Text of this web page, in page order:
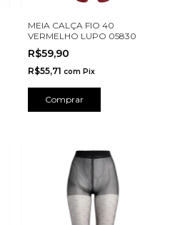
MEIA CALÇA FIO 40
VERMELHO LUPO 05830
R$59,90
R$55,71 com Pix
Comprar